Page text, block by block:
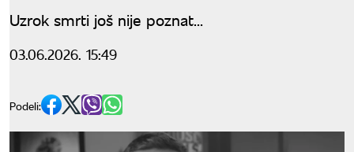
Uzrok smrti još nije poznat...
03.06.2026. 15:49
Podeli: